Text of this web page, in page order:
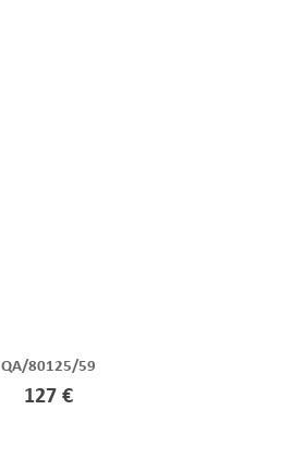
QA/80125/59
127 €